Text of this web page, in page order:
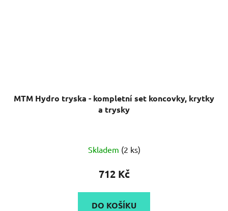
MTM Hydro tryska - kompletní set koncovky, krytky
a trysky
Skladem (2 ks)
712 Kč
DO KOŠÍKU